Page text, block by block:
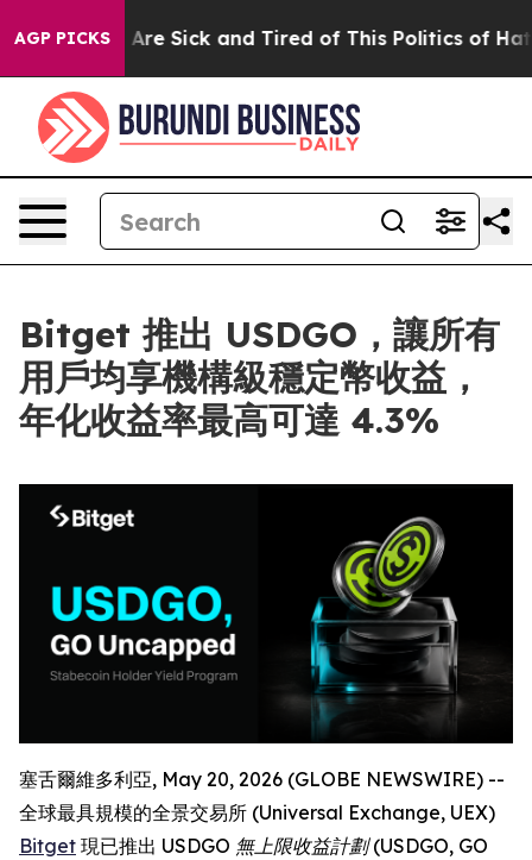
AGP PICKSAre Sick and Tired of This Politics of Hatred”
Bitget 推出 USDGO，讓所有
用戶均享機構級穩定幣收益，
年化收益率最高可達 4.3%
塞舌爾維多利亞, May 20, 2026 (GLOBE NEWSWIRE) --
全球最具規模的全景交易所 (Universal Exchange, UEX)
Bitget 現已推出 USDGO 無上限收益計劃 (USDGO, GO